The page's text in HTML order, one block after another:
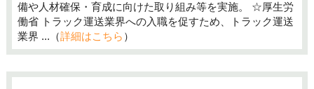
備や人材確保・育成に向けた取り組み等を実施。 ☆厚生労
働省 トラック運送業界への入職を促すため、トラック運送
業界 ...（詳細はこちら ）